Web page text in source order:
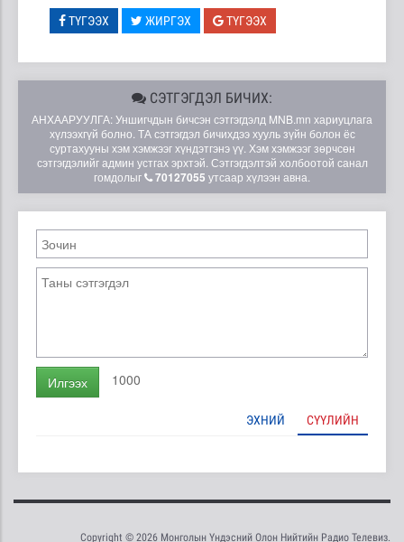
ТҮГЭЭХ ЖИРГЭХ ТҮГЭЭХ
СЭТГЭГДЭЛ БИЧИХ:
АНХААРУУЛГА: Уншигчдын бичсэн сэтгэгдэлд MNB.mn хариуцлага
хүлээхгүй болно. ТА сэтгэгдэл бичихдээ хууль зүйн болон ёс
суртахууны хэм хэмжээг хүндэтгэнэ үү. Хэм хэмжээг зөрчсөн
сэтгэгдэлийг админ устгах эрхтэй. Сэтгэгдэлтэй холбоотой санал
гомдолыг
70127055 утсаар хүлээн авна.
Илгээх 1000
ЭХНИЙ СҮҮЛИЙН
Copyright © 2026 Монголын Үндэсний Олон Нийтийн Радио Телевиз.